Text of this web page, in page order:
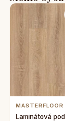
MASTERFLOOR
Laminátová